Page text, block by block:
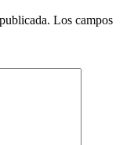
Los campos